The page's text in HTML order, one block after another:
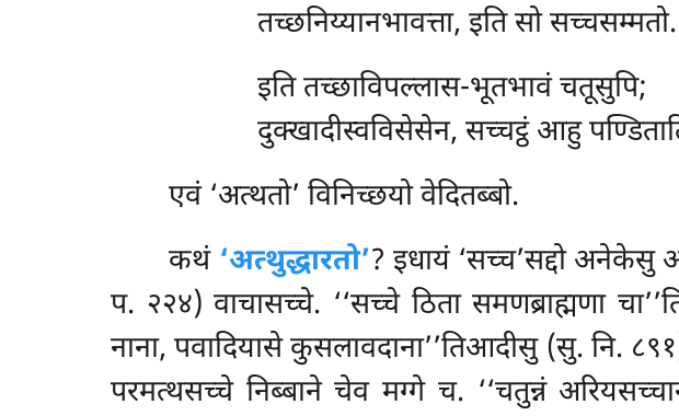
तच्छनिय्यानभावत्ता, इति सो सच्चसम्मतो.
इति तच्छाविपल्लास-भूतभावं चतूसुपि;
दुक्खादीस्वविसेसेन, सच्चट्ठं आहु
एवं ‘अत्थतो’ विनिच्छयो वेदितब्बो.
कथं ‘अत्थुद्धारतो’? इधायं ‘सच्च’सद्दो अनेकेसु
प. २२४) वाचासच्चे. ‘‘सच्चे ठिता समणब्राह्मणा
नाना, पवादियासे कुसलावदाना’’तिआदीसु (सु. नि.
परमत्थसच्चे निब्बाने चेव मग्गे च. ‘‘चतुन्नं